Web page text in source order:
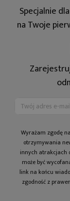
Specjalnie
na Twoje
Wyrażam zgodę
otrzy­my­wa­nia
innych atrakcjach
może być
link na końcu
zgodność z